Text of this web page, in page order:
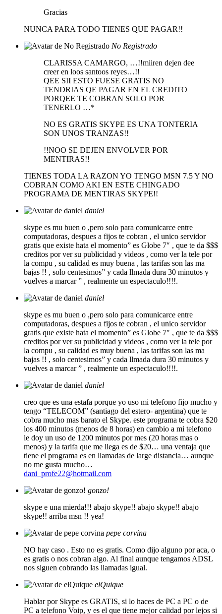
Gracias
NUNCA PARA TODO TIENES QUE PAGAR!!
No Registrado
CLARISSA CAMARGO, …!!miiren dejen dee
creer en loos santoos reyes…!!
QEE SII ESTO FUESE GRATIS NO
TENDRIAS QE PAGAR EN EL CREDITO
PORQEE TE COBRAN SOLO POR
TENERLO …*
NO ES GRATIS SKYPE ES UNA TONTERIA
SON UNOS TRANZAS!!
!!NOO SE DEJEN ENVOLVER POR
MENTIRAS!!
TIENES TODA LA RAZON YO TENGO MSN 7.5 Y NO
COBRAN COMO AKI EN ESTE CHINGADO
PROGRAMA DE MENTIRAS SKYPE!!
daniel
skype es mu buen o ,pero solo para comunicarce entre
computadoras, despues a fijos te cobran , el unico servidor
gratis que existe hata el momento” es Globe 7″ , que te da $$$
creditos por ver su publicidad y videos , como ver la tele por
la compu , su calidad es muy buena , las tarifas son las ma
bajas !! , solo centesimos” y cada llmada dura 30 minutos y
vuelves a marcar ” , realmente un espectaculo!!!!.
daniel
skype es mu buen o ,pero solo para comunicarce entre
computadoras, despues a fijos te cobran , el unico servidor
gratis que existe hata el momento” es Globe 7″ , que te da $$$
creditos por ver su publicidad y videos , como ver la tele por
la compu , su calidad es muy buena , las tarifas son las ma
bajas !! , solo centesimos” y cada llmada dura 30 minutos y
vuelves a marcar ” , realmente un espectaculo!!!!.
daniel
creo que es una estafa porque yo uso mi telefono fijo mucho y
tengo “TELECOM” (santiago del estero- argentina) que te
cobra mucho mas barato el Skype. este programa te cobra $20
los 400 minutos (menos de 8 horas) en cambio a mi telefono
le doy un uso de 1200 minutos por mes (20 horas mas o
menos) y la tarifa que me llega es de $20… una ventaja que
tiene el programa es en llamadas de large distancia… aunque
no me gusta mucho…
dani_profe22@hotmail.com
gonzo!
skype e una mierda!!! abajo skype!! abajo skype!! abajo
skype!! arriba msn !! yea!
pepe corvina
NO hay caso . Esto no es gratis. Como dijo alguno por aca, o
es gratis o nos cobran algo. Al final aunque tengamos ADSL
nos siguen cobrando las llamadas igual.
elQuique
Hablar por Skype es GRATIS, si lo haces de PC a PC o de
PC a telefono Voip, y es el que tiene mejor calidad por lejos si